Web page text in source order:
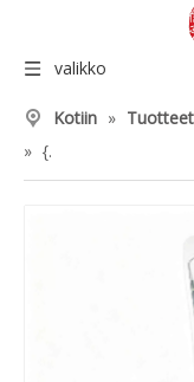
valikko
Kotiin » Tuotteet
» {.